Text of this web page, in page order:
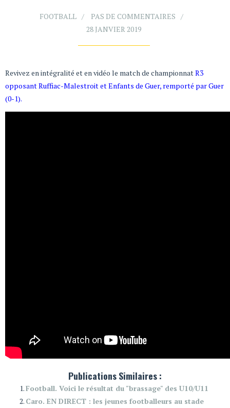
FOOTBALL
PAS DE COMMENTAIRES
28 JANVIER 2019
Revivez en intégralité et en vidéo le match de championnatR3
opposant Ruffiac-Malestroit et Enfants de Guer, remporté par Guer
(0-1).
Publications Similaires :
Football. Voici le résultat du "brassage" des U10/U11
Caro. EN DIRECT : les jeunes footballeurs au stade